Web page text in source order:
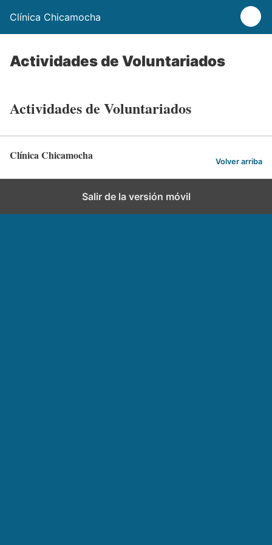
Clínica Chicamocha
Actividades de Voluntariados
Actividades de Voluntariados
Clínica Chicamocha Volver arriba
Salir de la versión móvil